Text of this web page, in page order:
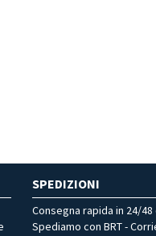
SPEDIZIONI
Consegna rapida in 24/48
Spediamo con BRT -